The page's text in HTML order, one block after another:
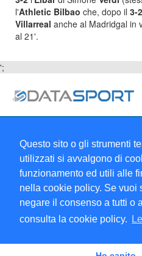
Questo sito o gli strumenti
utilizzati si avvalgono di
funzionamento ed utili alle
nella cookie policy. Se vuoi
negare il consenso a tutti o
consulta la cookie policy.
l'Athletic Bilbao che, dopo il 3-2
Villarreal anche al Madridgal in
al 21'.
';
Collabora con noi
Copyright 1995-2026 © Wise Srl
Italia - P. IVA 09072090963 |
Informazioni e richieste di
Responsabile:Sergio Angelo
iscrizione n.173 del 30/03/1985 -